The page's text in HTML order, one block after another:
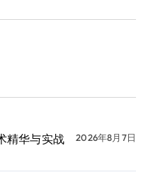
精华与实战
2026年8月7日